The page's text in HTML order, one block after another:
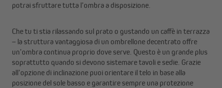
potrai sfruttare tutta l’ombra a disposizione.
Che tu ti stia rilassando sul prato o gustando un caffè in terrazza
– la struttura vantaggiosa di un ombrellone decentrato offre
un’ombra continua proprio dove serve. Questo è un grande plus
soprattutto quando si devono sistemare tavoli e sedie. Grazie
all’opzione di inclinazione puoi orientare il telo in base alla
posizione del sole basso e garantire sempre una protezione